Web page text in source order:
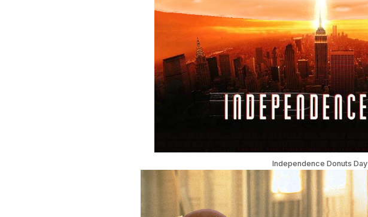
Independence Donuts Day